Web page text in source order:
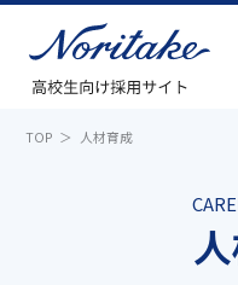
TOP 人材育成